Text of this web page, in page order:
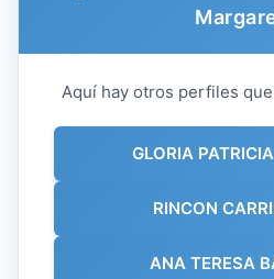
Aquí hay otros perfiles
GLORIA
RINCON
ANA TERESA